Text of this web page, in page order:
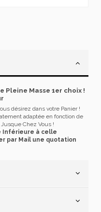
Pleine Masse 1er choix !
désirez dans votre Panier !
adaptée en fonction de
Chez Vous !
Inférieure à celle
par Mail une quotation